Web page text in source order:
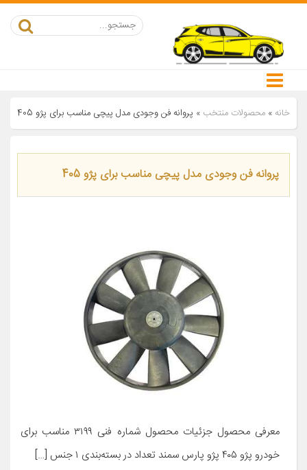
خانه » محصولات منتخب » پروانه فن وجودی مدل پیچی مناسب برای پژو 405
پروانه فن وجودی مدل پیچی مناسب برای پژو 405
معرفی محصول جزئیات محصول شماره فنی ۳۱۹۹ مناسب برای
خودرو پژو ۴۰۵ پژو پارس سمند تعداد در بسته‌بندی ۱ جنس […]